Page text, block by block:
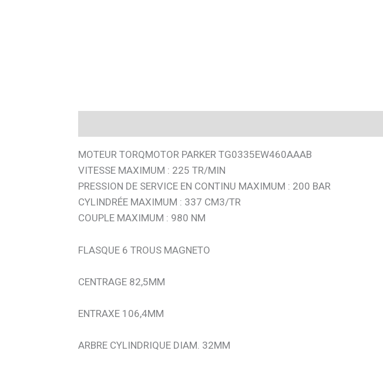
MOTEUR TORQMOTOR PARKER TG0335EW460AAAB
VITESSE MAXIMUM : 225 TR/MIN
PRESSION DE SERVICE EN CONTINU MAXIMUM : 200 BAR
CYLINDRÉE MAXIMUM : 337 CM3/TR
COUPLE MAXIMUM : 980 NM
FLASQUE 6 TROUS MAGNETO
CENTRAGE 82,5MM
ENTRAXE 106,4MM
ARBRE CYLINDRIQUE DIAM. 32MM